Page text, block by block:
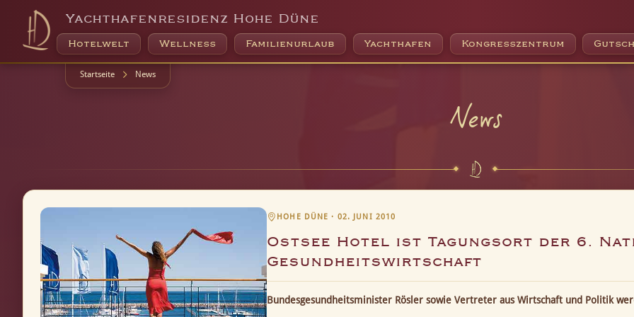
Yachthafenresidenz Hohe Düne
Hotelwelt Wellness Familienurlaub Yachthafen Kongresszentrum
Startseite News
News
HOHE DÜNE · 02. JUNI 2010
Ostsee Hotel ist Tagungsort der 6.
Gesundheitswirtschaft
Bundesgesundheitsminister Rösler sowie Vertreter aus Wirtschaft und Politik